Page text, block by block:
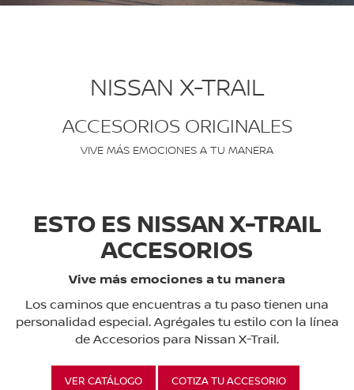
NISSAN X-TRAIL
ACCESORIOS ORIGINALES
VIVE MÁS EMOCIONES A TU MANERA
ESTO ES NISSAN X-TRAIL
ACCESORIOS
Vive más emociones a tu manera
Los caminos que encuentras a tu paso tienen una
personalidad especial. Agrégales tu estilo con la línea
de Accesorios para Nissan X-Trail.
VER CATÁLOGO COTIZA TU ACCESORIO